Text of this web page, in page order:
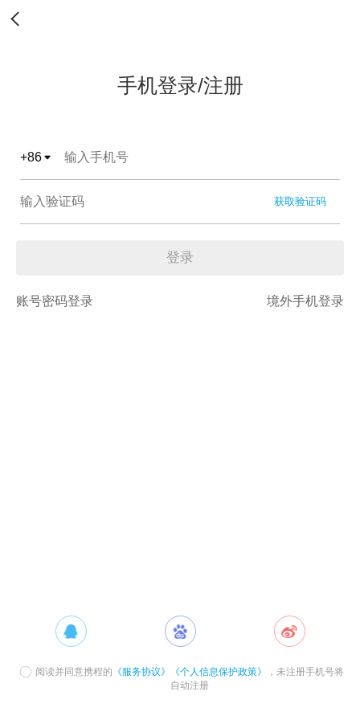
手机登录/注册
+86
获取验证码
登录
账号密码登录 境外手机登录
阅读并同意携程的 《服务协议》 《个人信息保护政策》
，未注册手机号将
自动注册